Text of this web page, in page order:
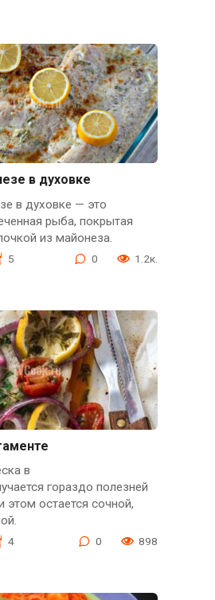
в духовке
в духовке — это
рыба, покрытая
из майонеза.
5 0 1.2к.
в
гораздо полезней
этом остается сочной,
4 0 898